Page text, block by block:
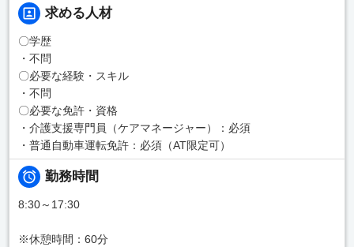
求める人材
〇学歴
・不問
〇必要な経験・スキル
・不問
〇必要な免許・資格
・介護支援専門員（ケアマネージャー）：必須
・普通自動車運転免許：必須（AT限定可）
勤務時間
8:30～17:30
※休憩時間：60分